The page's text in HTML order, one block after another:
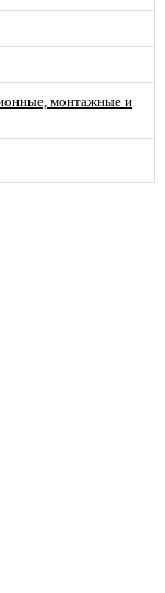
монтажные и